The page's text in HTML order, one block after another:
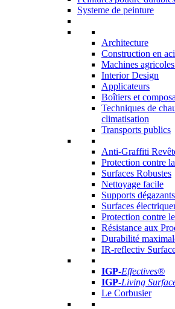
Systeme de peinture
Architecture
Construction en
Machines
Interior Design
Applicateurs
Boîtiers et
Techniques de
climatisation
Transports publics
Anti-Graffiti
Protection contre
Surfaces Robustes
Nettoyage facile
Supports dégazants
Surfaces
Protection contre
Résistance aux
Durabilité
IR-reflectiv
IGP-Effectives®
IGP-Living
Le Corbusier